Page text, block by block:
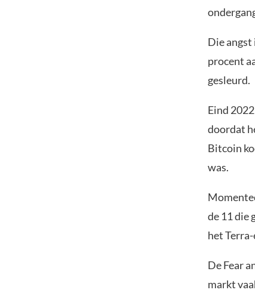
Die angst
procent
gesleurd.
Eind
doordat
Bitcoin
was.
de 11 die
het
De Fear
markt